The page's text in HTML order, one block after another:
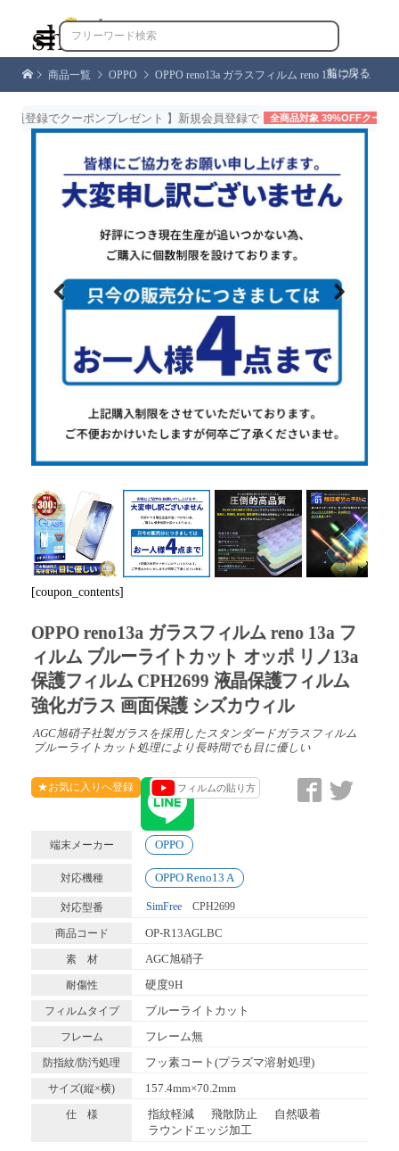

商品一覧 OPPO OPPO reno13a ガラスフィルム reno 13a フィルム ブルーライトカット オッポ リノ13a 保護フィルム CPH2699 液晶保護フィルム 強化ガラス 画面保護 シズカウィル
前に戻る
録でクーポンプレゼント 】新規会員登録で 全商品対象 39%OFFクーポン
Next
[coupon_contents]
OPPO reno13a ガラスフィルム reno 13a フ
ィルム ブルーライトカット オッポ リノ13a
保護フィルム CPH2699 液晶保護フィルム
強化ガラス 画面保護 シズカウィル
AGC旭硝子社製ガラスを採用したスタンダードガラスフィルム
ブルーライトカット処理により長時間でも目に優しい
★お気に入りへ登録 フィルムの貼り方
端末メーカー OPPO
対応機種 OPPO Reno13 A
対応型番 SimFree CPH2699
商品コード OP-R13AGLBC
素 材 AGC旭硝子
耐傷性 硬度9H
フィルムタイプ ブルーライトカット
フレーム フレーム無
防指紋/防汚処理 フッ素コート(プラズマ溶射処理)
サイズ(縦×横) 157.4mm×70.2mm
仕 様 指紋軽減 飛散防止
自然吸着
ラウンドエッジ加工